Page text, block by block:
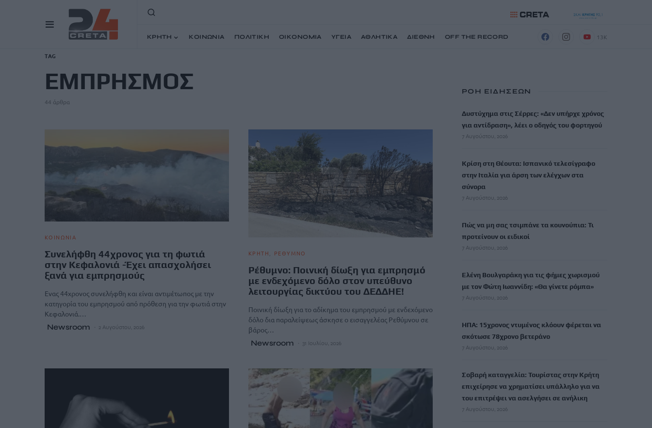
ΚΡΗΤΗ ΚΟΙΝΩΝΙΑ ΠΟΛΙΤΙΚΗ ΟΙΚΟΝΟΜΙΑ ΥΓΕΙΑ ΑΘΛΗΤΙΚΑ ΔΙΕΘΝΗ OFF THE RECORD 13K
TAG
ΕΜΠΡΗΣΜΟΣ
44 άρθρα
ΚΟΙΝΩΝΙΑ
Συνελήφθη 44χρονος για τη φωτιά
στην Κεφαλονιά -Έχει απασχολήσει
ξανά για εμπρησμούς
Ενας 44χρονος συνελήφθη και είναι αντιμέτωπος με την
κατηγορία του εμπρησμού από πρόθεση για την φωτιά στην
Κεφαλονιά.…
Newsroom 2 Αυγούστου, 2026
ΚΡΗΤΗ ΡΕΘΥΜΝΟ
Ρέθυμνο: Ποινική δίωξη για εμπρησμό
με ενδεχόμενο δόλο στον υπεύθυνο
λειτουργίας δικτύου του ΔΕΔΔΗΕ!
Ποινική δίωξη για το αδίκημα του εμπρησμού με ενδεχόμενο
δόλο δια παραλείψεως άσκησε ο εισαγγελέας Ρεθύμνου σε
βάρος…
Newsroom 31 Ιουλίου, 2026
ΡΟΗ ΕΙΔΗΣΕΩΝ
Δυστύχημα στις Σέρρες: «Δεν υπήρχε χρόνος
για αντίδραση», λέει ο οδηγός του φορτηγού
7 Αυγούστου, 2026
Κρίση στη Θέουτα: Ισπανικό τελεσίγραφο
στην Ιταλία για άρση των ελέγχων στα
σύνορα
7 Αυγούστου, 2026
Πώς να μη σας τσιμπάνε τα κουνούπια: Τι
προτείνουν οι ειδικοί
7 Αυγούστου, 2026
Ελένη Βουλγαράκη για τις φήμες χωρισμού
με τον Φώτη Ιωαννίδη: «Θα γίνετε ρόμπα»
7 Αυγούστου, 2026
ΗΠΑ: 15χρονος ντυμένος κλόουν φέρεται να
σκότωσε 78χρονο βετεράνο
7 Αυγούστου, 2026
Σοβαρή καταγγελία: Τουρίστας στην Κρήτη
επιχείρησε να χρηματίσει υπάλληλο για να
του επιτρέψει να ασελγήσει σε ανήλικη
7 Αυγούστου, 2026